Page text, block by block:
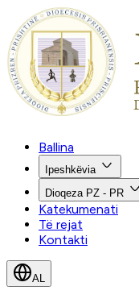
Ballina
Ipeshkëvia
Dioqeza PZ - PR
Katekumenati
Të rejat
Kontakti
AL